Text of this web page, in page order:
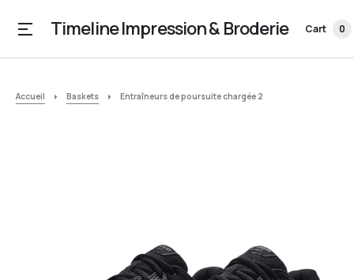
Timeline Impression & Broderie Cart 0
Accueil Baskets Entraîneurs de poursuite chargée 2